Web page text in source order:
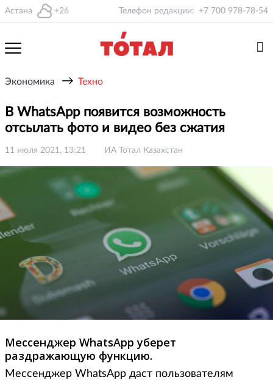
Астана +26 Телефон редакции: +7 700 978-78-54
Экономика → Техно
В WhatsApp появится возможность
отсылать фото и видео без сжатия
11 июля 2021, 13:21 ИА Тотал Казахстан
Мессенджер WhatsApp уберет
раздражающую функцию.
Мессенджер WhatsApp даст пользователям